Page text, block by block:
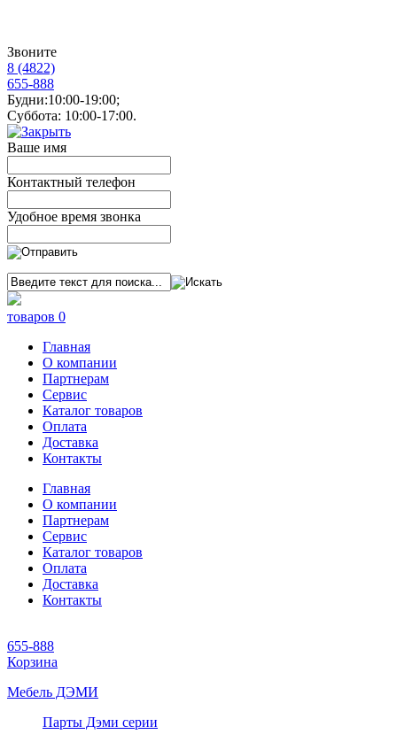
Звоните
8 (4822)
655-888
Будни:10:00-19:00;
Суббота: 10:00-17:00.
Ваше имя
Контактный телефон
Удобное время звонка
товаров 0
Главная
О компании
Партнерам
Сервис
Каталог товаров
Оплата
Доставка
Контакты
Главная
О компании
Партнерам
Сервис
Каталог товаров
Оплата
Доставка
Контакты
655-888
Корзина
Мебель ДЭМИ
Парты Дэми серии